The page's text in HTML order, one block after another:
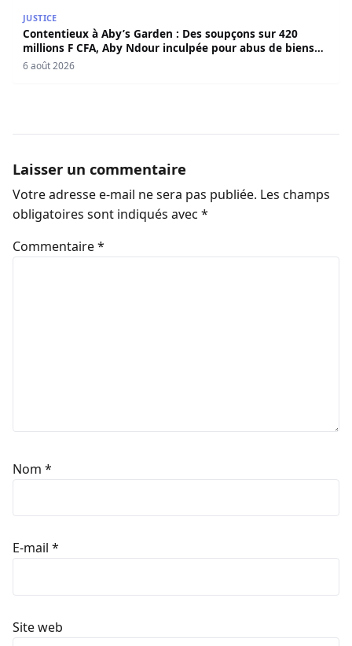
JUSTICE
Contentieux à Aby’s Garden : Des soupçons sur 420
millions F CFA, Aby Ndour inculpée pour abus de biens
sociaux
6 août 2026
Laisser un commentaire
Votre adresse e-mail ne sera pas publiée. Les champs
obligatoires sont indiqués avec *
Commentaire*
Nom *
E-mail *
Site web